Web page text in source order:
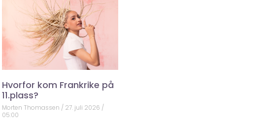
Hvorfor kom Frankrike på
11.plass?
Morten Thomassen 27. juli 2026
05:00